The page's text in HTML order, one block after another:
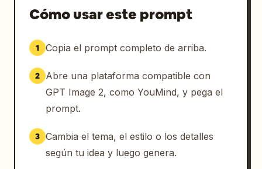
Cómo usar este prompt
1 Copia el prompt completo de arriba.
2
Abre una plataforma compatible con
GPT Image 2, como YouMind, y pega el
prompt.
3 Cambia el tema, el estilo o los detalles
según tu idea y luego genera.